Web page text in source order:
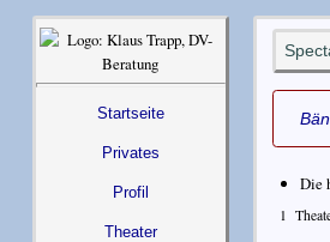
Startseite
Privates
Profil
Theater
Die
1